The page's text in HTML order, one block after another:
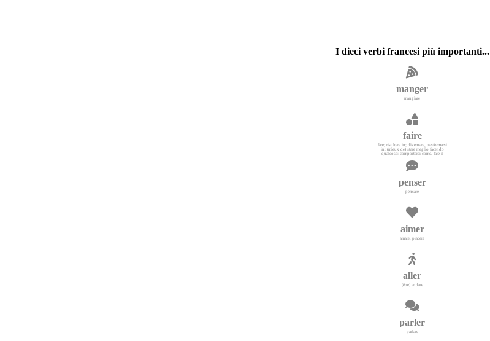
I dieci verbi francesi più importanti...
manger
mangiare
faire
fare; risultare in; diventare, trasformarsi
in; (mieux de) stare meglio facendo
qualcosa; comportarsi come, fare il
penser
pensare
aimer
amare, piacere
aller
[être] andare
parler
parlare